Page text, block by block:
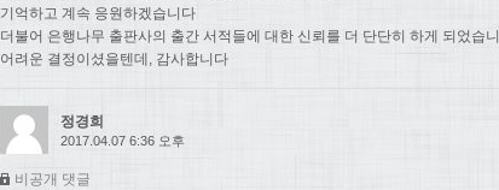
기억하고 계속 응원하겠습니다
더불어 은행나무 출판사의 출간 서적들에 대한 신뢰를 더 단단히 하게 되었습
어려운 결정이셨을텐데, 감사합니다
정경희
2017.04.07 6:36 오후
비공개 댓글